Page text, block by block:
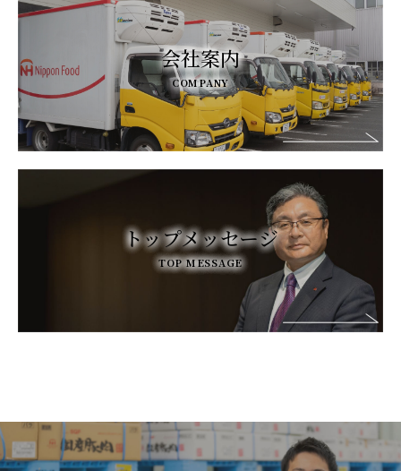
会社案内
COMPANY
トップメッセージ
TOP MESSAGE